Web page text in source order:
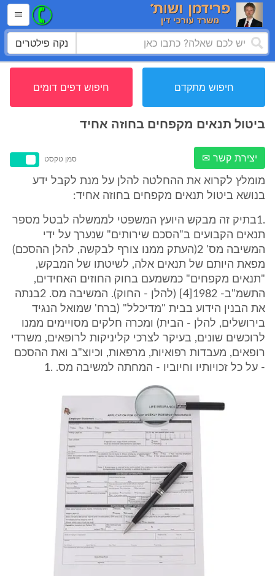
נקה פילטרים
חיפוש מתקדם חיפוש דפים דומים
ביטול תנאים מקפחים בחוזה אחיד
יצירת קשר ✉ סמן טקסט
מומלץ לקרוא את ההחלטה להלן על מנת לקבל ידע
בנושא ביטול תנאים מקפחים בחוזה אחיד:
.1בתיק זה מבקש היועץ המשפטי לממשלה לבטל מספר
תנאים הקבועים ב"הסכם שירותים" שנערך על ידי
המשיבה מס' 2(העתק ממנו צורף לבקשה, להלן ההסכם)
מפאת היותם של תנאים אלה, לשיטתו של המבקש,
"תנאים מקפחים" כמשמעם בחוק החוזים האחידים,
התשמ"ב- 1982[4] (להלן - החוק). המשיבה מס. 2בנתה
את הבנין הידוע בבית "מדיכלל" (ברח' שמואל הנגיד
בירושלים, להלן - הבית) ומכרה חלקים מסויימים ממנו
לרוכשים שונים, בעיקר לצרכי קליניקות לרופאים, משרדי
רופאים, מעבדות רפואיות, מרפאות, וכיוצ"ב ואת ההסכם
- על כל זכויותיו וחיוביו - המחתה למשיבה מס. .1